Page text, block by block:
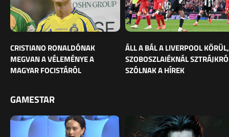
CRISTIANO RONALDÓNAK
MEGVAN A VÉLEMÉNYE A
MAGYAR FOCISTÁRÓL
ÁLL A BÁL A LIVERPOOL KÖRÜL,
SZOBOSZLAIÉKNÁL
SZÓLNAK A HÍREK
GAMESTAR